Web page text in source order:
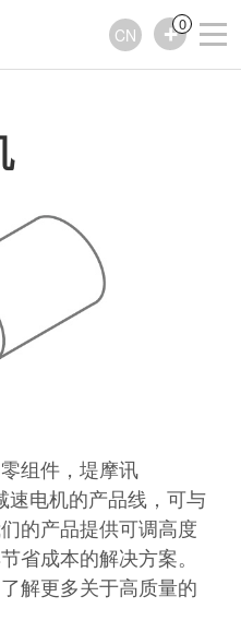
CN
0
组件，堤摩讯
速电机的产品线，可与
的产品提供可调高度
省成本的解决方案。
解更多关于高质量的